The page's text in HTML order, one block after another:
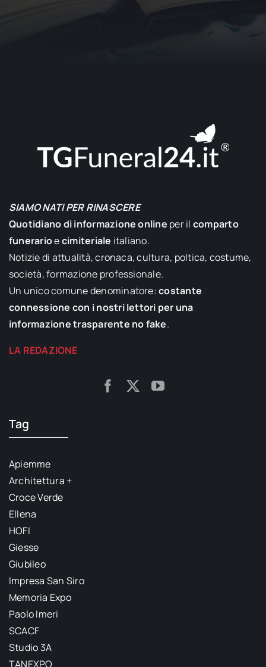
SIAMO NATI PER RINASCERE
Quotidiano di informazione online per il comparto
funerarioecimiteriale italiano.
Notizie di attualità, cronaca, cultura, poltica, costume,
società, formazione professionale.
Un unico comune denominatore:costante
connessione con i nostri lettori per una
informazione trasparente no fake.
LA REDAZIONE
Tag
Apiemme
Architettura +
Croce Verde
Ellena
HOFI
Giesse
Giubileo
Impresa San Siro
Memoria Expo
Paolo Imeri
SCACF
Studio 3A
TANEXPO